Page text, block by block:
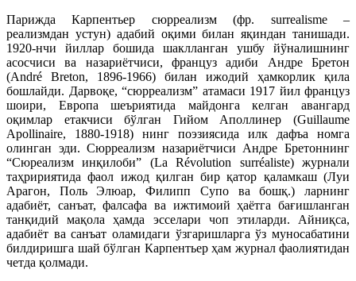
Парижда Карпентьер сюрреализм (фр. surrealisme –
реализмдан устун) адабий оқими билан яқиндан танишади.
1920-нчи йиллар бошида шаклланган ушбу йўналишнинг
асосчиси ва назариётчиси, француз адиби Андре Бретон
(André Breton, 1896-1966) билан ижодий ҳамкорлик қила
бошлайди. Дарвоқе, “сюрреализм” атамаси 1917 йил француз
шоири, Европа шеъриятида майдонга келган авангард
оқимлар етакчиси бўлган Гийом Аполлинер (Guillaume
Apollinaire, 1880-1918) нинг поэзиясида илк дафъа номга
олинган эди. Сюрреализм назариётчиси Андре Бретоннинг
“Сюреализм инқилоби” (La Révolution surréaliste) журнали
таҳририятида фаол ижод қилган бир қатор қаламкаш (Луи
Арагон, Поль Элюар, Филипп Супо ва бошқ.) ларнинг
адабиёт, санъат, фалсафа ва ижтимоий ҳаётга бағишланган
танқидий мақола ҳамда эсселари чоп этиларди. Айниқса,
адабиёт ва санъат оламидаги ўзгаришларга ўз муносабатини
билдиришга шай бўлган Карпентьер ҳам журнал фаолиятидан
четда қолмади.